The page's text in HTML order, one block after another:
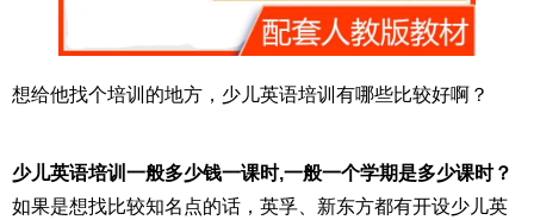
想给他找个培训的地方，少儿英语培训有哪些比较好啊？
少儿英语培训一般多少钱一课时,一般一个学期是多少课时？
如果是想找比较知名点的话，英孚、新东方都有开设少儿英